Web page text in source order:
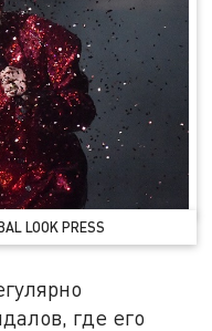
LOOK PRESS
где его